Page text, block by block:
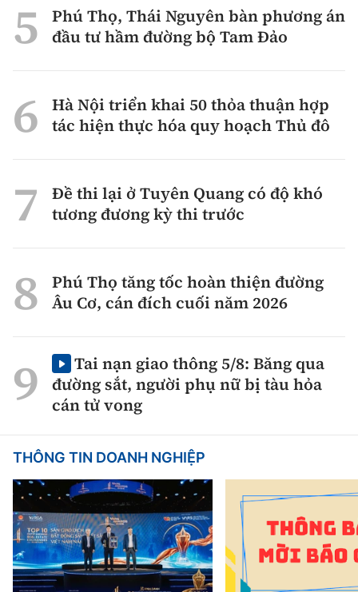
Phú Thọ, Thái Nguyên bàn phương án
đầu tư hầm đường bộ Tam Đảo
Hà Nội triển khai 50 thỏa thuận hợp
tác hiện thực hóa quy hoạch Thủ đô
Đề thi lại ở Tuyên Quang có độ khó
tương đương kỳ thi trước
Phú Thọ tăng tốc hoàn thiện đường
Âu Cơ, cán đích cuối năm 2026
Tai nạn giao thông 5/8: Băng qua
đường sắt, người phụ nữ bị tàu hỏa
cán tử vong
THÔNG TIN DOANH NGHIỆP